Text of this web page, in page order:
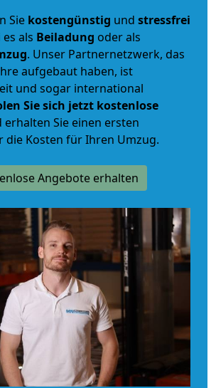
Sie kostengünstig und stressfrei
es als Beiladung oder als
. Unser Partnernetzwerk, das
aufgebaut haben, ist
und sogar international
Sie sich jetzt kostenlose
erhalten Sie einen ersten
die Kosten für Ihren Umzug.
Angebote erhalten